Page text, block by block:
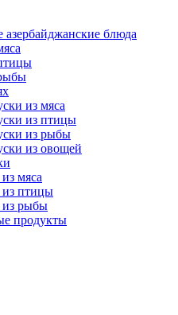
блюда
из мяса
из птицы
из рыбы
из овощей
мяса
птицы
из рыбы
продукты